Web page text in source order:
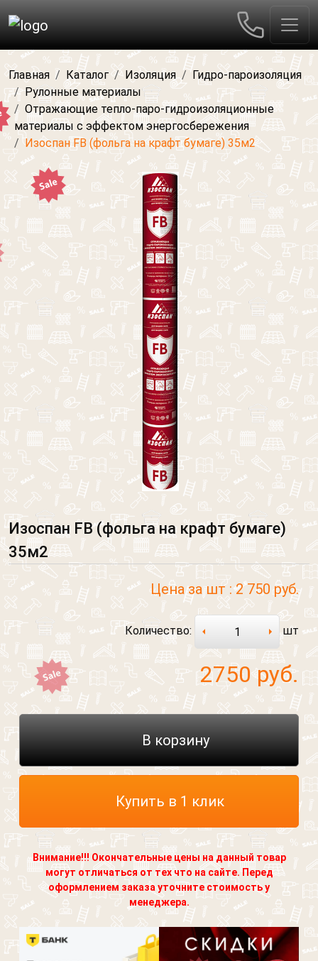
Главная Каталог Изоляция
Гидро-пароизоляция
Рулонные материалы
Отражающие тепло-паро-гидроизоляционные
материалы с эффектом энергосбережения
Изоспан FB (фольга на крафт бумаге) 35м2
Изоспан FB (фольга на крафт бумаге)
35м2
Цена за шт :2 750 руб.
Количество: шт
2750 руб.
В корзину
Купить в 1 клик
Внимание!!! Окончательные цены на данный товар
могут отличаться от тех что на сайте. Перед
оформлением заказа уточните стоимость у
менеджера.